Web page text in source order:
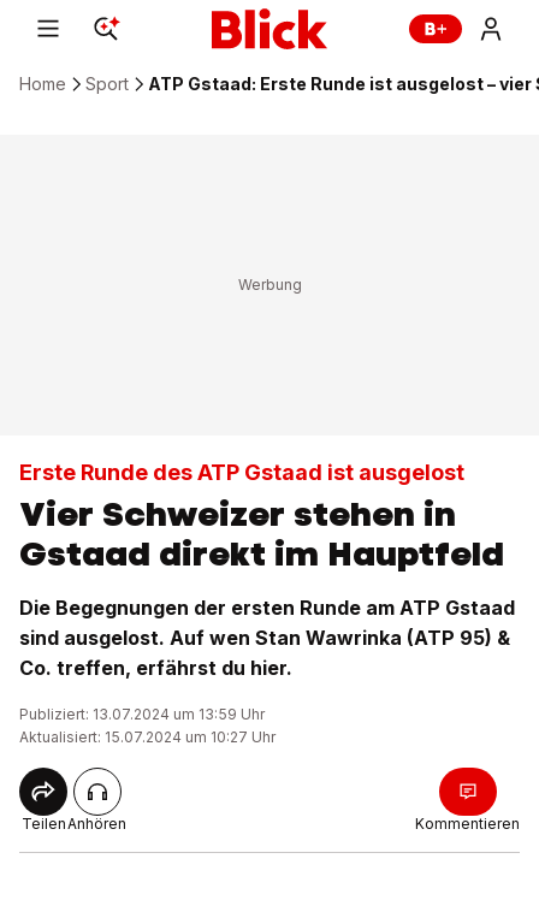
Home Sport ATP Gstaad: Erste Runde ist ausgelost –
Erste Runde des ATP Gstaad ist ausgelost
Vier Schweizer stehen in
Gstaad direkt im Hauptfeld
Die Begegnungen der ersten Runde am ATP Gstaad
sind ausgelost. Auf wen Stan Wawrinka (ATP 95) &
Co. treffen, erfährst du hier.
Publiziert: 13.07.2024 um 13:59 Uhr
Aktualisiert: 15.07.2024 um 10:27 Uhr
TeilenAnhören Kommentieren